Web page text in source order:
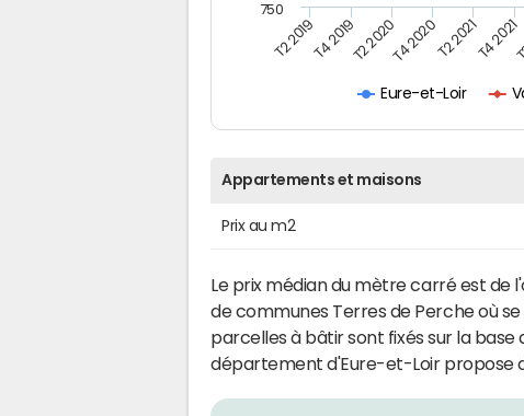
Eure-et-Loir
T2 2019T4 2019T2 2020T4 2020T2 2021T4 2021
750
Appartements et maisons
Prix au m2
Le prix médian du mètre carré est de
de communes Terres de Perche où
parcelles à bâtir sont fixés sur la base
département d'Eure-et-Loir propose